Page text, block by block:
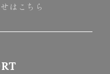
はこちら